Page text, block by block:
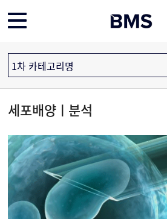
1차 카테고리명
세포배양ㅣ분석